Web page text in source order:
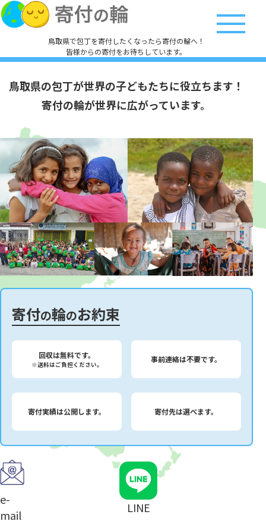
鳥取県で包丁を寄付したくなったら寄付の輪へ！
皆様からの寄付をお待ちしています。
鳥取県の包丁が世界の子どもたちに役立ちます！
寄付の輪が世界に広がっています。
寄付の輪のお約束
回収は無料です。
※送料はご負担ください。
事前連絡は不要です。
寄付実績は公開します。 寄付先は選べます。
e-
mail
LINE